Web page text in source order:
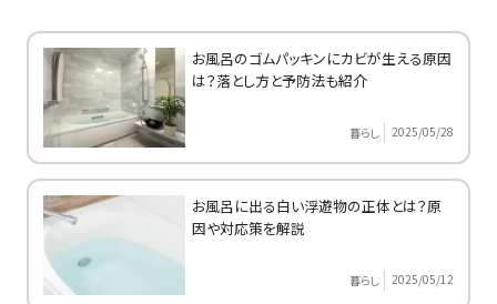
お風呂のゴムパッキンにカビが生える原因
は？落とし方と予防法も紹介
暮らし 2025/05/28
お風呂に出る白い浮遊物の正体とは？原
因や対応策を解説
暮らし 2025/05/12